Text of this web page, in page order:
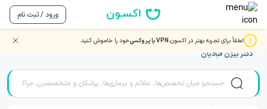
ورود / ثبت نام
لطفاً برای تجربه بهتر در اکسون،VPN یا پروکسی خود را خاموش کنید. صفحه اصلی/دکتر غدد و متابولیسم/دکتر غدد و متابولیسم زنجان
دکتر بیژن قبادیان